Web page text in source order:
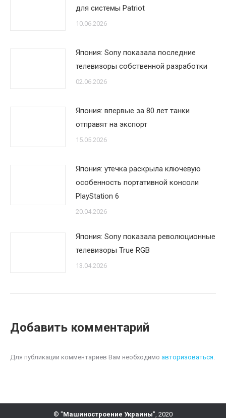
для системы Patriot
10.06.2026
Япония: Sony показала последние
телевизоры собственной разработки
02.06.2026
Япония: впервые за 80 лет танки
отправят на экспорт
15.05.2026
Япония: утечка раскрыла ключевую
особенность портативной консоли
PlayStation 6
20.04.2026
Япония: Sony показала революционные
телевизоры True RGB
13.04.2026
Добавить комментарий
Для публикации комментариев Вам необходимо авторизоваться.
© "Машиностроение Украины", 2020